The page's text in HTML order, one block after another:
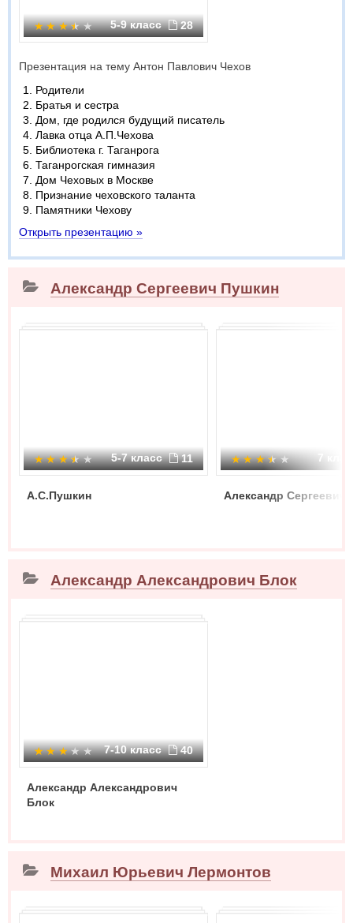
5-9 класс 28
Презентация на тему Антон Павлович Чехов
Родители
Братья и сестра
Дом, где родился будущий писатель
Лавка отца А.П.Чехова
Библиотека г. Таганрога
Таганрогская гимназия
Дом Чеховых в Москве
Признание чеховского таланта
Памятники Чехову
Открыть презентацию »
Александр Сергеевич Пушкин
5-7 класс 11
А.С.Пушкин
7
Александр Сергеевич
Александр Александрович Блок
7-10 класс 40
Александр Александрович
Блок
Михаил Юрьевич Лермонтов